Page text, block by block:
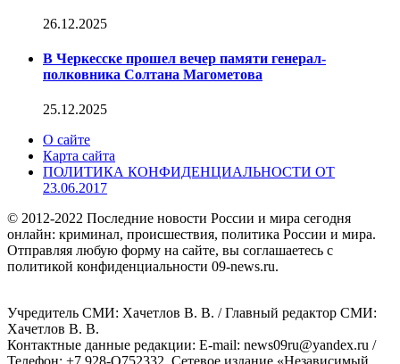
26.12.2025
В Черкесске прошел вечер памяти генерал-
полковника Солтана Магометова
25.12.2025
О сайте
Карта сайта
ПОЛИТИКА КОНФИДЕНЦИАЛЬНОСТИ ОТ
23.06.2017
© 2012-2022 Последние новости России и мира сегодня
онлайн: криминал, происшествия, политика России и мира.
Отправляя любую форму на сайте, вы соглашаетесь с
политикой конфиденциальности 09-news.ru.
Учредитель СМИ: Хaчeтлoв B. B. / Главный редактор СМИ:
Хaчeтлoв B. B.
Контактные данные редакции: E-mail: news09ru@yandex.ru /